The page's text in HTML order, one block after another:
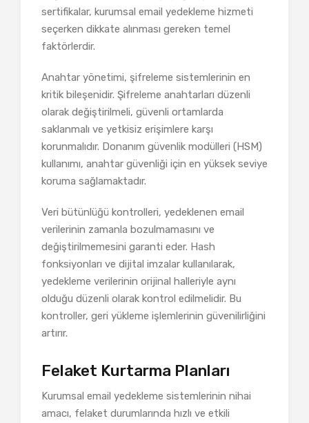
sertifikalar, kurumsal email yedekleme hizmeti
seçerken dikkate alınması gereken temel
faktörlerdir.
Anahtar yönetimi, şifreleme sistemlerinin en
kritik bileşenidir. Şifreleme anahtarları düzenli
olarak değiştirilmeli, güvenli ortamlarda
saklanmalı ve yetkisiz erişimlere karşı
korunmalıdır. Donanım güvenlik modülleri (HSM)
kullanımı, anahtar güvenliği için en yüksek seviye
koruma sağlamaktadır.
Veri bütünlüğü kontrolleri, yedeklenen email
verilerinin zamanla bozulmamasını ve
değiştirilmemesini garanti eder. Hash
fonksiyonları ve dijital imzalar kullanılarak,
yedekleme verilerinin orijinal halleriyle aynı
olduğu düzenli olarak kontrol edilmelidir. Bu
kontroller, geri yükleme işlemlerinin güvenilirliğini
artırır.
Felaket Kurtarma Planları
Kurumsal email yedekleme sistemlerinin nihai
amacı, felaket durumlarında hızlı ve etkili